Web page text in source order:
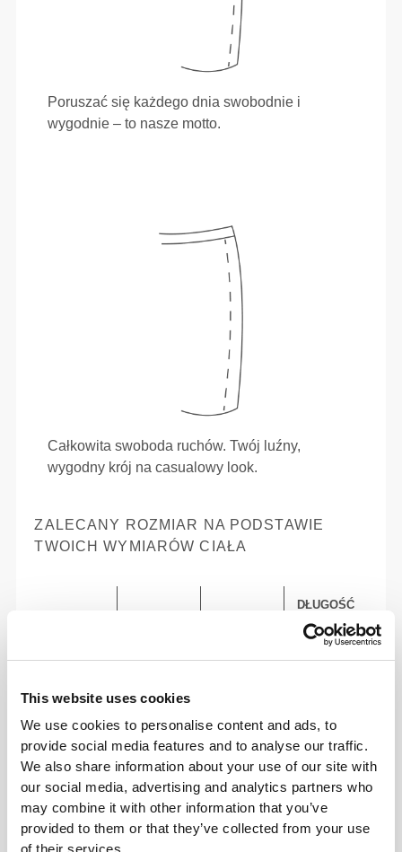
This website uses cookies
We use cookies to personalise content and ads, to
provide social media features and to analyse our traffic.
We also share information about your use of our site with
our social media, advertising and analytics partners who
may combine it with other information that you’ve
provided to them or that they’ve collected from your use
Poruszać się każdego dnia swobodnie i
wygodnie – to nasze motto.
Całkowita swoboda ruchów. Twój luźny,
wygodny krój na casualowy look.
ZALECANY ROZMIAR NA PODSTAWIE
TWOICH WYMIARÓW CIAŁA
(cm)/(in)
(cm)/(in)
DŁUGOŚĆ
NOGAWKI OD
KROKU
mierzony od
XS
56 - 64
22"
- 25"
32"5/16 - 35"
7/16
77
S
64 - 72
- 28"
90 - 98
- 38"
77.5